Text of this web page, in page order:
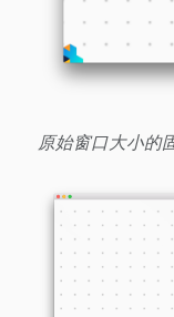
原始窗口大小的